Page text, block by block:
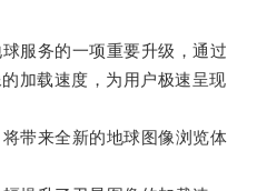
务的一项重要升级，通过
加载速度，为用户极速呈现
来全新的地球图像浏览体